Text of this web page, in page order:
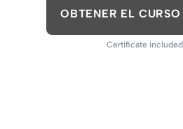
OBTENER EL CURSO
Certificate included